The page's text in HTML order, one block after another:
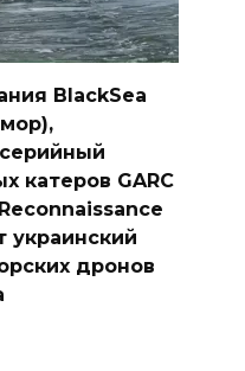
BlackSea
катеров GARC
украинский
дронов